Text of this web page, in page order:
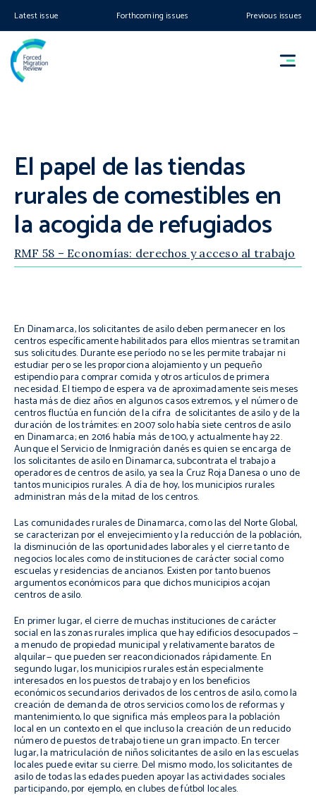
Latest issue Forthcoming issues Previous issues
El papel de las tiendas
rurales de comestibles en
la acogida de refugiados
RMF 58 – Economías: derechos y acceso al trabajo
En Dinamarca, los solicitantes de asilo deben permanecer en los
centros específicamente habilitados para ellos mientras se tramitan
sus solicitudes. Durante ese período no se les permite trabajar ni
estudiar pero se les proporciona alojamiento y un pequeño
estipendio para comprar comida y otros artículos de primera
necesidad. El tiempo de espera va de aproximadamente seis meses
hasta más de diez años en algunos casos extremos, y el número de
centros fluctúa en función de la cifra de solicitantes de asilo y de la
duración de los trámites: en 2007 solo había siete centros de asilo
en Dinamarca; en 2016 había más de 100, y actualmente hay 22.
Aunque el Servicio de Inmigración danés es quien se encarga de
los solicitantes de asilo en Dinamarca, subcontrata el trabajo a
operadores de centros de asilo, ya sea la Cruz Roja Danesa o uno de
tantos municipios rurales. A día de hoy, los municipios rurales
administran más de la mitad de los centros.
Las comunidades rurales de Dinamarca, como las del Norte Global,
se caracterizan por el envejecimiento y la reducción de la población,
la disminución de las oportunidades laborales y el cierre tanto de
negocios locales como de instituciones de carácter social como
escuelas y residencias de ancianos. Existen por tanto buenos
argumentos económicos para que dichos municipios acojan
centros de asilo.
En primer lugar, el cierre de muchas instituciones de carácter
social en las zonas rurales implica que hay edificios desocupados —
a menudo de propiedad municipal y relativamente baratos de
alquilar— que pueden ser reacondicionados rápidamente. En
segundo lugar, los municipios rurales están especialmente
interesados en los puestos de trabajo y en los beneficios
económicos secundarios derivados de los centros de asilo, como la
creación de demanda de otros servicios como los de reformas y
mantenimiento, lo que significa más empleos para la población
local en un contexto en el que incluso la creación de un reducido
número de puestos de trabajo tiene un gran impacto. En tercer
lugar, la matriculación de niños solicitantes de asilo en las escuelas
locales puede evitar su cierre. Del mismo modo, los solicitantes de
asilo de todas las edades pueden apoyar las actividades sociales
participando, por ejemplo, en clubes de fútbol locales.